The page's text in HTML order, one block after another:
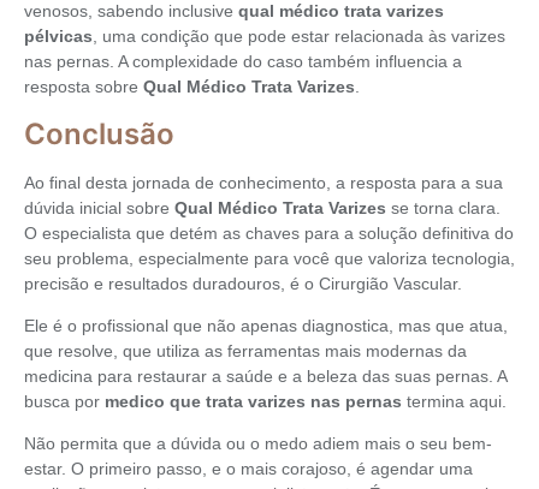
venosos, sabendo inclusive qual médico trata varizes
pélvicas, uma condição que pode estar relacionada às varizes
nas pernas. A complexidade do caso também influencia a
resposta sobre Qual Médico Trata Varizes.
Conclusão
Ao final desta jornada de conhecimento, a resposta para a sua
dúvida inicial sobre Qual Médico Trata Varizes se torna clara.
O especialista que detém as chaves para a solução definitiva do
seu problema, especialmente para você que valoriza tecnologia,
precisão e resultados duradouros, é o Cirurgião Vascular.
Ele é o profissional que não apenas diagnostica, mas que atua,
que resolve, que utiliza as ferramentas mais modernas da
medicina para restaurar a saúde e a beleza das suas pernas. A
busca por medico que trata varizes nas pernas termina aqui.
Não permita que a dúvida ou o medo adiem mais o seu bem-
estar. O primeiro passo, e o mais corajoso, é agendar uma